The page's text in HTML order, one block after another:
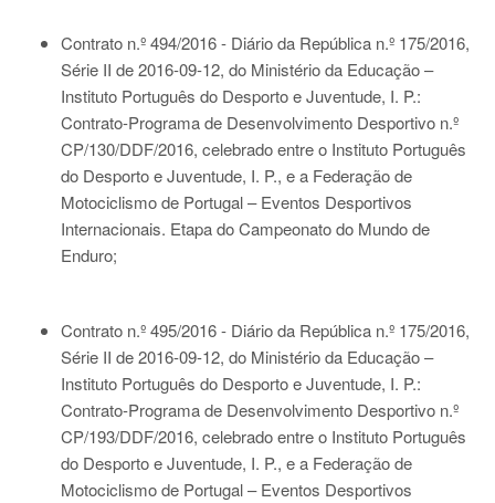
Contrato n.º 494/2016 - Diário da República n.º 175/2016,
Série II de 2016-09-12, do Ministério da Educação –
Instituto Português do Desporto e Juventude, I. P.:
Contrato-Programa de Desenvolvimento Desportivo n.º
CP/130/DDF/2016, celebrado entre o Instituto Português
do Desporto e Juventude, I. P., e a Federação de
Motociclismo de Portugal – Eventos Desportivos
Internacionais. Etapa do Campeonato do Mundo de
Enduro;
Contrato n.º 495/2016 - Diário da República n.º 175/2016,
Série II de 2016-09-12, do Ministério da Educação –
Instituto Português do Desporto e Juventude, I. P.:
Contrato-Programa de Desenvolvimento Desportivo n.º
CP/193/DDF/2016, celebrado entre o Instituto Português
do Desporto e Juventude, I. P., e a Federação de
Motociclismo de Portugal – Eventos Desportivos